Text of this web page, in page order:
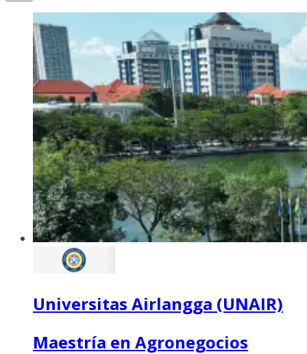
Universitas Airlangga (UNAIR)
Maestría en Agronegocios